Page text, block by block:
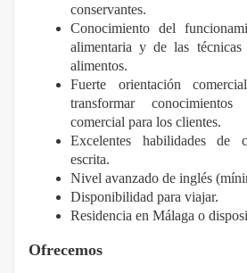
conservantes.
Conocimiento del
alimentaria y de las técnicas
alimentos.
Fuerte orientación
transformar
comercial para los clientes.
Excelentes habilidades de
escrita.
Nivel avanzado de inglés
Disponibilidad para viajar.
Residencia en Málaga o
Ofrecemos